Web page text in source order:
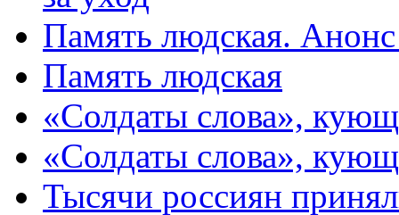
Память людская.
Память людская
«Солдаты слова»,
«Солдаты слова»,
Тысячи россиян